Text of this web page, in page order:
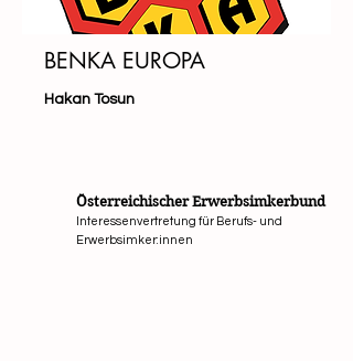
BENKA EUROPA
Hakan Tosun
Österreichischer Erwerbsimkerbund
Interessenvertretung für Berufs- und
Erwerbsimker:innen